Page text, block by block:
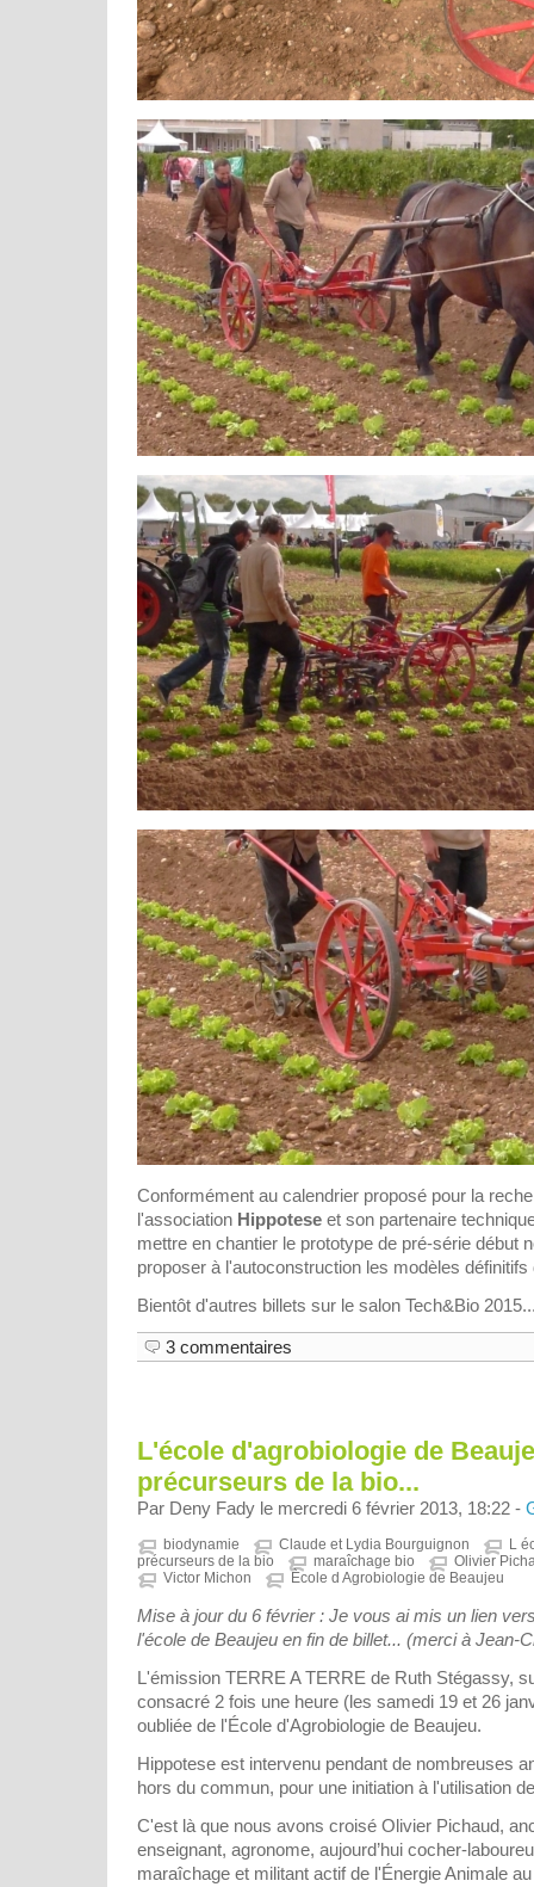
Conformément au calendrier proposé pour la
l'association Hippotese et son partenaire
mettre en chantier le prototype de pré-série début
proposer à l'autoconstruction les modèles définitifs
Bientôt d'autres billets sur le salon Tech&Bio
3 commentaires
L'école d'agrobiologie de
précurseurs de la bio...
Par Deny Fady le mercredi 6 février 2013, 18:22 -
biodynamie Claude et Lydia Bourguignon
L
précurseurs de la bio
maraîchage bio
Olivier
Victor Michon
Ècole d Agrobiologie de Beaujeu
Mise à jour du 6 février : Je vous ai mis un lien
l'école de Beaujeu en fin de billet... (merci à Jean-
L'émission TERRE A TERRE de Ruth Stégassy,
consacré 2 fois une heure (les samedi 19 et 26
oubliée de l'École d'Agrobiologie de Beaujeu.
Hippotese est intervenu pendant de nombreuses
hors du commun, pour une initiation à l'utilisation
C'est là que nous avons croisé Olivier Pichaud,
enseignant, agronome, aujourd’hui cocher-
maraîchage et militant actif de l'Énergie Animale